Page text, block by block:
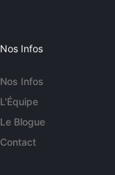
Nos Infos
Nos Infos
L'Équipe
Le Blogue
Contact